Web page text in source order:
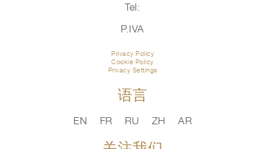
Tel:
P.IVA
Privacy Policy
Cookie Policy
Privacy Settings
语言
EN FR RU ZH AR